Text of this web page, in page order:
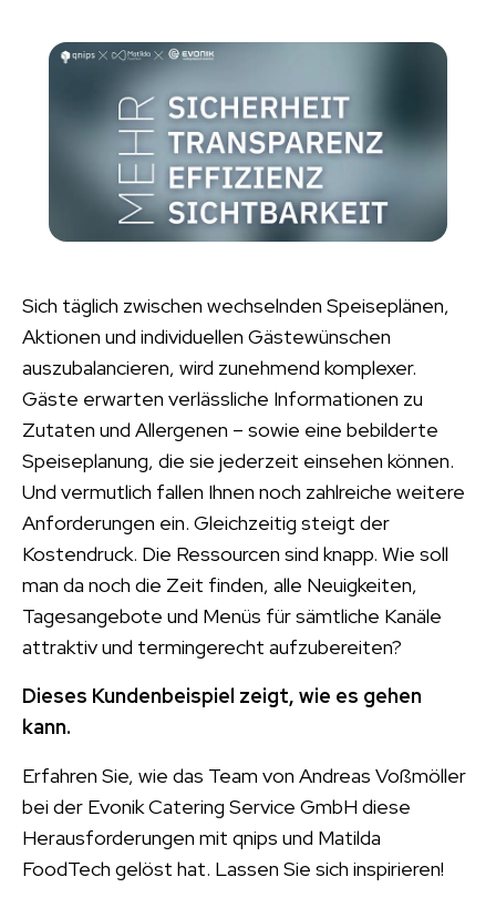
Sich täglich zwischen wechselnden Speiseplänen,
Aktionen und individuellen Gästewünschen
auszubalancieren, wird zunehmend komplexer.
Gäste erwarten verlässliche Informationen zu
Zutaten und Allergenen – sowie eine bebilderte
Speiseplanung, die sie jederzeit einsehen können.
Und vermutlich fallen Ihnen noch zahlreiche weitere
Anforderungen ein. Gleichzeitig steigt der
Kostendruck. Die Ressourcen sind knapp. Wie soll
man da noch die Zeit finden, alle Neuigkeiten,
Tagesangebote und Menüs für sämtliche Kanäle
attraktiv und termingerecht aufzubereiten?
Dieses Kundenbeispiel zeigt, wie es gehen
kann.
Erfahren Sie, wie das Team von Andreas Voßmöller
bei der Evonik Catering Service GmbH diese
Herausforderungen mit qnips und Matilda
FoodTech gelöst hat. Lassen Sie sich inspirieren!